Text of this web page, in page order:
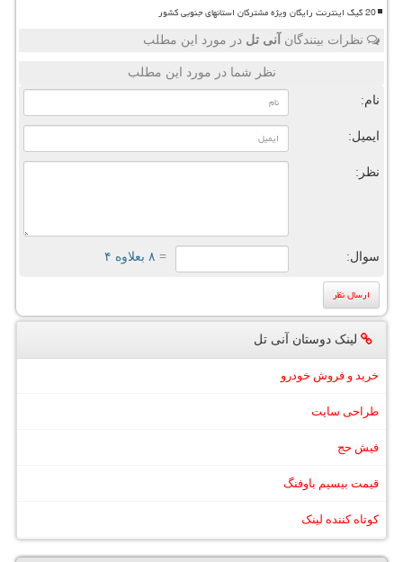
20 گیگ اینترنت رایگان ویژه مشترکان استانهای جنوبی کشور
نظرات بینندگان آنی تل در مورد این مطلب
نظر شما در مورد این مطلب
نام:
ایمیل:
نظر:
سوال: = ۸ بعلاوه ۴
لینک دوستان آنی تل
خرید و فروش خودرو
طراحی سایت
فیش حج
قیمت بیسیم باوفنگ
کوتاه کننده لینک